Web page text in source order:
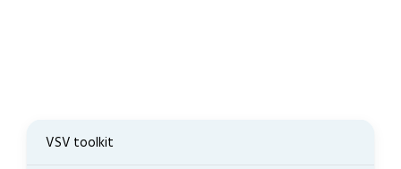
VSV toolkit